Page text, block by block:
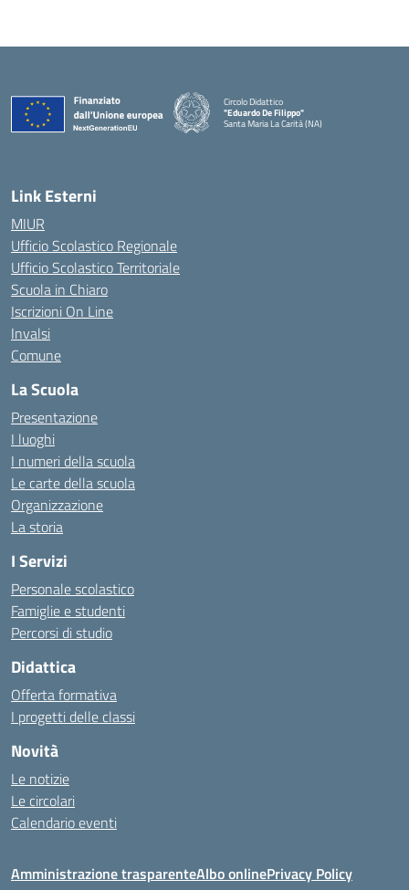
Circolo Didattico
"Eduardo De Filippo"
Santa Maria La Carità (NA)
Link Esterni
MIUR
Ufficio Scolastico Regionale
Ufficio Scolastico Territoriale
Scuola in Chiaro
Iscrizioni On Line
Invalsi
Comune
La Scuola
Presentazione
I luoghi
I numeri della scuola
Le carte della scuola
Organizzazione
La storia
I Servizi
Personale scolastico
Famiglie e studenti
Percorsi di studio
Didattica
Offerta formativa
I progetti delle classi
Novità
Le notizie
Le circolari
Calendario eventi
Amministrazione trasparenteAlbo onlinePrivacy Policy